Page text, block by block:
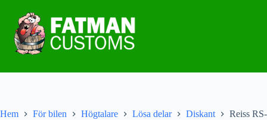
Hem För bilen Högtalare Lösa delar Diskant Reiss